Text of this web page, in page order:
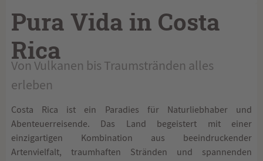
Pura Vida in Costa
Rica
Von Vulkanen bis Traumstränden alles
erleben
Costa Rica ist ein Paradies für Naturliebhaber und
Abenteuerreisende. Das Land begeistert mit einer
einzigartigen Kombination aus beeindruckender
Artenvielfalt, traumhaften Stränden und spannenden